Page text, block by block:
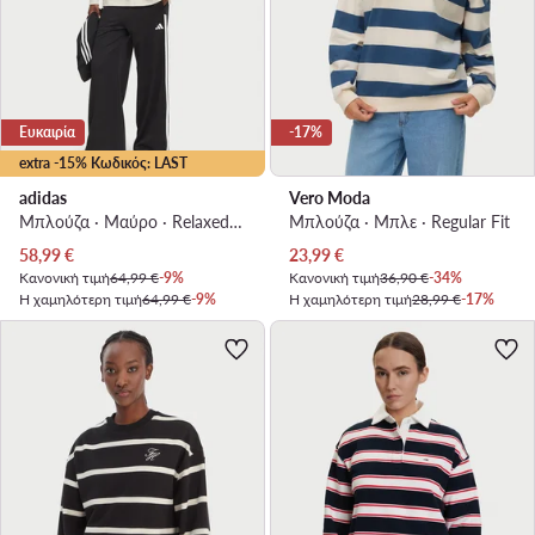
extra -15% Κωδικός: LAST
Ευκαιρία
adidas
Μπλούζα · Μαύρο · Relaxed Fit
Τρέχουσα τιμή
58,99€
Κανονική τιμή64,99 €-9%
Η χαμηλότερη τιμή64,99 €-9%
-17%
Vero Moda
Μπλούζα · Μπλε · Regular Fit
Τρέχουσα τιμή
23,99€
Κανονική τιμή36,90 €-34%
Η χαμηλότερη τιμή28,99 €-17%